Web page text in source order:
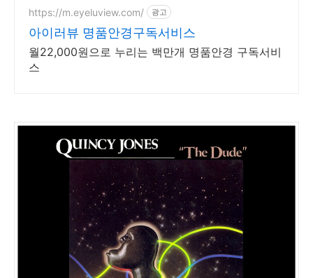
https://m.eyeluview.com/ 광고
아이러뷰 명품안경구독서비스
월22,000원으로 누리는 백만개 명품안경 구독서비
스